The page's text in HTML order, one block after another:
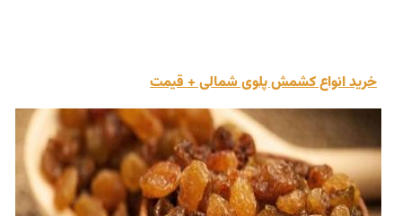
خرید انواع کشمش پلوی شمالی + قیمت